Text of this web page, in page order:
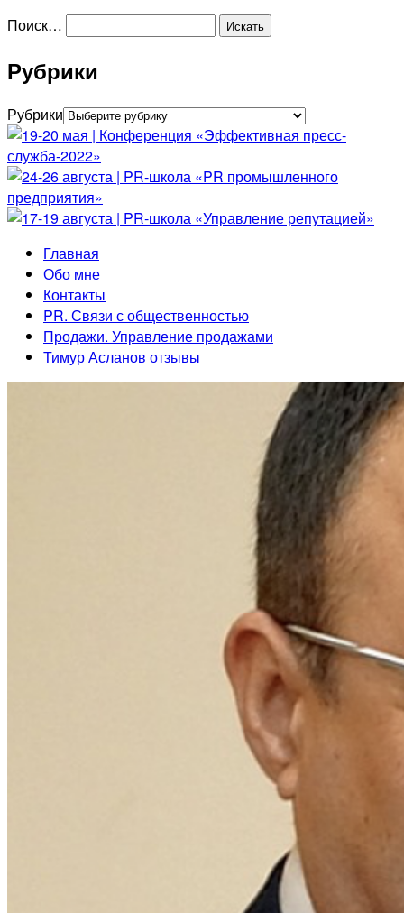
Поиск…
Рубрики
Рубрики
Главная
Обо мне
Контакты
PR. Связи с общественностью
Продажи. Управление продажами
Тимур Асланов отзывы